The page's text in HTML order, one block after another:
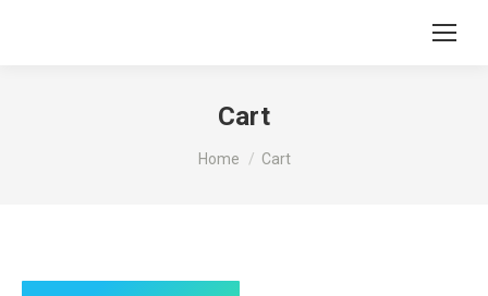
Cart
Tu sei qui:
Home Cart